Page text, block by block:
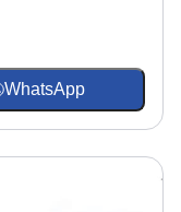
WhatsApp